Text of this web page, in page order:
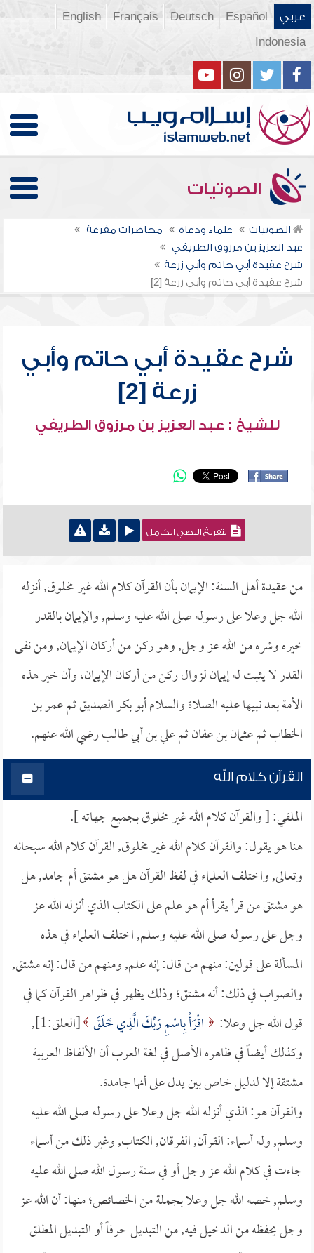
عربي Español
Deutsch
Français
English
Indonesia
الصوتيات
الصوتيات علماء ودعاة
محاضرات مفرغة
عبد العزيز بن مرزوق الطريفي
شرح عقيدة أبي حاتم وأبي زرعة
شرح عقيدة أبي حاتم وأبي زرعة [2]
شرح عقيدة أبي حاتم وأبي
زرعة [2]
للشيخ : عبد العزيز بن مرزوق الطريفي
التفريغ النصي الكامل
من عقيدة أهل السنة: الإيمان بأن القرآن كلام الله غير مخلوق, أنزله
الله جل وعلا على رسوله صلى الله عليه وسلم, والإيمان بالقدر
خيره وشره من الله عز وجل, وهو ركن من أركان الإيمان, ومن نفى
القدر لا يثبت له إيمان لزوال ركن من أركان الإيمان، وأن خير هذه
الأمة بعد نبيها عليه الصلاة والسلام أبو بكر الصديق ثم عمر بن
الخطاب ثم عثمان بن عفان ثم علي بن أبي طالب رضي الله عنهم.
القرآن كلام الله
الملقي: [ والقرآن كلام الله غير مخلوق بجميع جهاته ].
هنا هو يقول: والقرآن كلام الله غير مخلوق, القرآن كلام الله سبحانه
وتعالى, واختلف العلماء في لفظ القرآن هل هو مشتق أم جامد, هل
هو مشتق من قرأ يقرأ أم هو علم على الكتاب الذي أنزله الله عز
وجل على رسوله صلى الله عليه وسلم, اختلف العلماء في هذه
المسألة على قولين: منهم من قال: إنه علم, ومنهم من قال: إنه مشتق,
والصواب في ذلك: أنه مشتق؛ وذلك يظهر في ظواهر القرآن كما في
قول الله جل وعلا:
اقْرَأْ بِاسْمِ رَبِّكَ الَّذِي خَلَقَ
[العلق:1],
وكذلك أيضاً في ظاهره الأصل في لغة العرب أن الألفاظ العربية
مشتقة إلا لدليل خاص بين يدل على أنها جامدة.
والقرآن هو: الذي أنزله الله جل وعلا على رسوله صلى الله عليه
وسلم, وله أسماء: القرآن, الفرقان, الكتاب, وغير ذلك من أسماء
جاءت في كلام الله عز وجل أو في سنة رسول الله صلى الله عليه
وسلم, خصه الله جل وعلا بجملة من الخصائص؛ منها: أن الله عز
وجل يحفظه من الدخيل فيه, من التبديل حرفاً أو التبديل المطلق